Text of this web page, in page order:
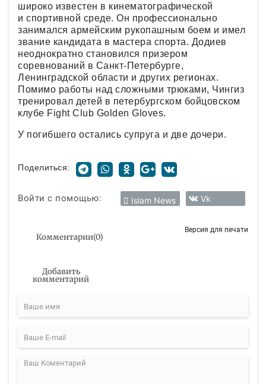
широко известен в кинематографической
и спортивной среде. Он профессионально
занимался армейским рукопашным боем и имел
звание кандидата в мастера спорта. Додиев
неоднократно становился призером
соревнований в Санкт-Петербурге,
Ленинградской области и других регионах.
Помимо работы над сложными трюками, Чингиз
тренировал детей в петербургском бойцовском
клубе Fight Club Golden Gloves.
У погибшего остались супруга и две дочери.
Поделиться:
Войти с помощью: Islam News Vk
Комментарии(0)
Версия для печати
Добавить
комментарий